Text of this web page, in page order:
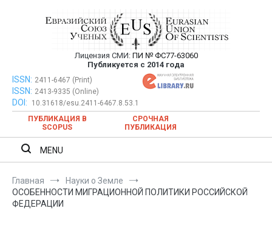
Евразийский Союз Ученых —
публикация научных статей в
ежемесячном научном журнале
Лицензия СМИ: ПИ № ФС77-63060
Публикуется с 2014 года
Евразийский Союз Ученых — публикация научных статей в
ежемесячном научном журнале
ISSN: 2411-6467 (Print)
ISSN: 2413-9335 (Online)
DOI:
10.31618/esu.2411-6467.8.53.1
ПУБЛИКАЦИЯ В
SCOPUS
СРОЧНАЯ
ПУБЛИКАЦИЯ
MENU
Главная
Науки о Земле
ОСОБЕННОСТИ МИГРАЦИОННОЙ ПОЛИТИКИ РОССИЙСКОЙ
ФЕДЕРАЦИИ